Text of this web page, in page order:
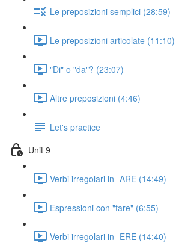
Le preposizioni semplici (28:59)
Le preposizioni articolate (11:10)
"Di" o "da"? (23:07)
Altre preposizioni (4:46)
Let's practice
Unit 9
Verbi irregolari in -ARE (14:49)
Espressioni con "fare" (6:55)
Verbi irregolari in -ERE (14:40)